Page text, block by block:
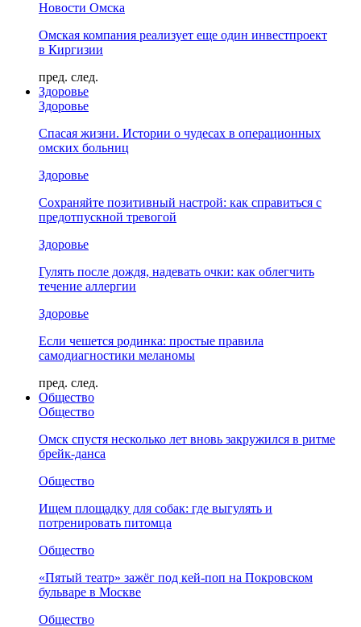
Новости Омска
Омская компания реализует еще один инвестпроект
в Киргизии
пред. след.
Здоровье
Здоровье
Спасая жизни. Истории о чудесах в операционных
омских больниц
Здоровье
Сохраняйте позитивный настрой: как справиться с
предотпускной тревогой
Здоровье
Гулять после дождя, надевать очки: как облегчить
течение аллергии
Здоровье
Если чешется родинка: простые правила
самодиагностики меланомы
пред. след.
Общество
Общество
Омск спустя несколько лет вновь закружился в ритме
брейк-данса
Общество
Ищем площадку для собак: где выгулять и
потренировать питомца
Общество
«Пятый театр» зажёг под кей-поп на Покровском
бульваре в Москве
Общество